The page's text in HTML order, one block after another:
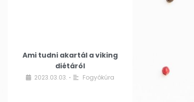
Ami tudni akartál a viking
diétáról
2023.03.03. • Fogyókúra